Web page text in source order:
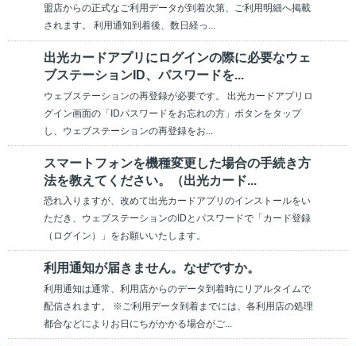
盟店からの正式なご利用データが到着次第、ご利用明細へ掲載
されます。 利用通知到着後、数日経っ...
出光カードアプリにログインの際に必要なウェ
ブステーションID、パスワードを...
ウェブステーションの再登録が必要です。 出光カードアプリロ
グイン画面の「IDパスワードをお忘れの方」ボタンをタップ
し、ウェブステーションの再登録をお...
スマートフォンを機種変更した場合の手続き方
法を教えてください。（出光カード...
恐れ入りますが、改めて出光カードアプリのインストールをい
ただき、ウェブステーションのIDとパスワードで「カード登録
（ログイン）」をお願いいたします。
利用通知が届きません。なぜですか。
利用通知は通常、利用店からのデータ到着時にリアルタイムで
配信されます。 ※ご利用データ到着までには、各利用店の処理
都合などによりお日にちがかかる場合がご...